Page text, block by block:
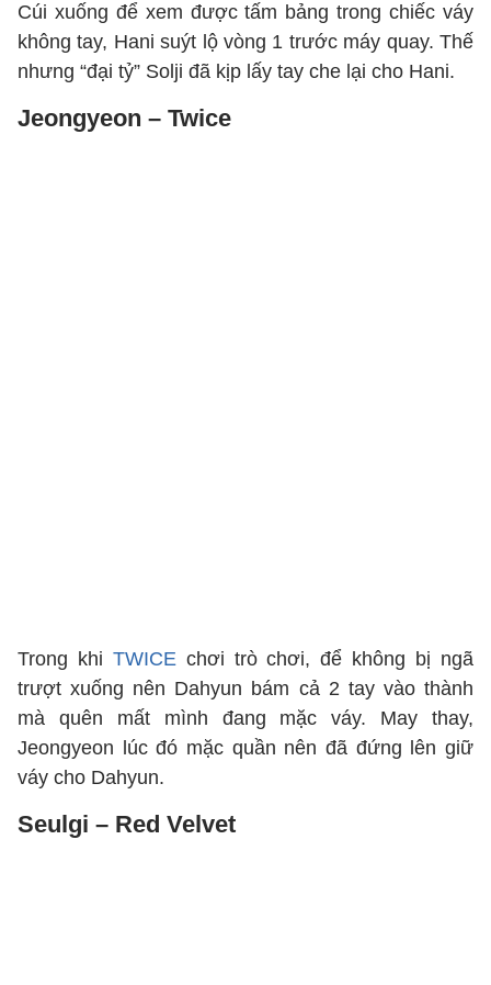
Cúi xuống để xem được tấm bảng trong chiếc váy
không tay, Hani suýt lộ vòng 1 trước máy quay. Thế
nhưng “đại tỷ” Solji đã kịp lấy tay che lại cho Hani.
Jeongyeon – Twice
Trong khi TWICE chơi trò chơi, để không bị ngã
trượt xuống nên Dahyun bám cả 2 tay vào thành
mà quên mất mình đang mặc váy. May thay,
Jeongyeon lúc đó mặc quần nên đã đứng lên giữ
váy cho Dahyun.
Seulgi – Red Velvet